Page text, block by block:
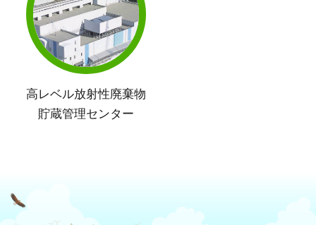
高レベル放射性廃棄物
貯蔵管理センター